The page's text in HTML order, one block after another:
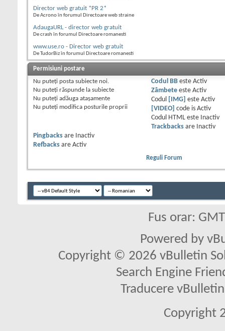
Director web gratuit *PR 2*
De Acrono în forumul Directoare web straine
AdaugaURL - director web gratuit
De crash în forumul Directoare romanesti
www.use.ro - Director web gratuit
De TudorBiz în forumul Directoare romanesti
Permisiuni postare
Nu puteţi posta subiecte noi.
Nu puteţi răspunde la subiecte
Nu puteţi adăuga ataşamente
Nu puteţi modifica posturile proprii
Codul BBeste Activ
Zâmbeteeste Activ
Codul
[IMG] este Activ
[VIDEO]
code is Activ
Codul HTML este
Inactiv
Trackbacksare
Inactiv
Pingbacks are
Inactiv
Refbacks are Activ
Reguli Forum
Fus orar:
Powered by
Copyright © 2026 vBulletin
Search Engine
Traducere
Copyright